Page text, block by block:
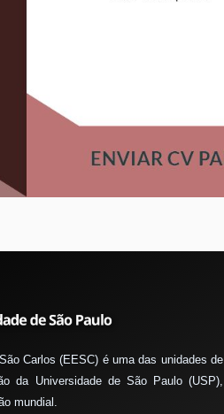
Carlos (EESC) é uma das unidades de
da Universidade de São Paulo (USP),
mundial.